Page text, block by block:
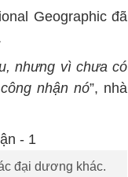
Geographic đã
nhưng vì chưa có
nhận nó”, nhà
đại dương khác.